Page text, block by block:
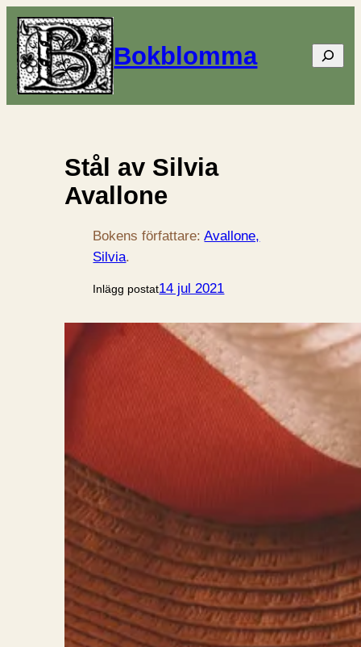
Bokblomma Sök
Stål av Silvia
Avallone
Bokens författare:Avallone,
Silvia.
Inlägg postat14 jul 2021